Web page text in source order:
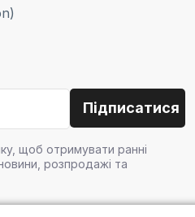
щоб отримувати ранні
розпродажі та